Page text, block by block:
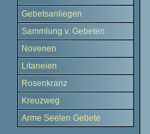
Gebetsanliegen
Sammlung v. Gebeten
Novenen
Litaneien
Rosenkranz
Kreuzweg
Arme Seelen Gebete